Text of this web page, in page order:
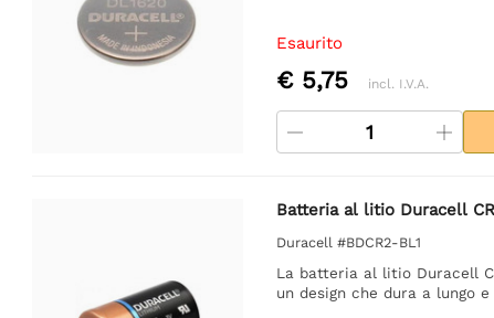
Esaurito
€ 5,75 incl. I.V.A.
Batteria al litio Duracell
Duracell #BDCR2-BL1
La batteria al litio Duracell
un design che dura a lungo e